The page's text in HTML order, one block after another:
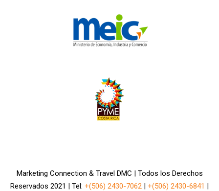
Marketing Connection & Travel DMC | Todos los Derechos
Reservados 2021 | Tel: +(506) 2430-7062 | +(506) 2430-6841 |